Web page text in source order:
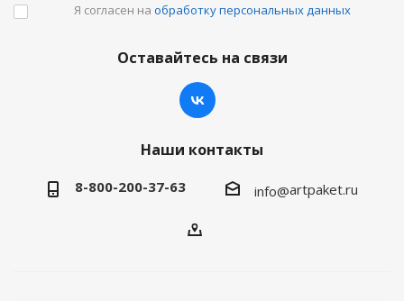
Я согласен на обработку персональных данных
Оставайтесь на связи
Наши контакты
8-800-200-37-63 info@artpaket.ru